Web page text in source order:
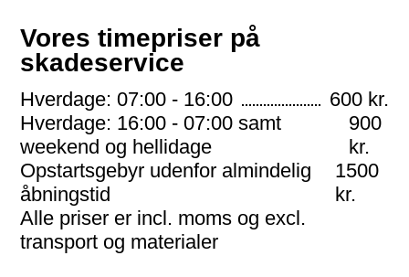
Vores timepriser på
skadeservice
Hverdage: 07:00 - 16:00
600 kr.
Hverdage: 16:00 - 07:00 samt
weekend og hellidage
900
kr.
Opstartsgebyr udenfor almindelig
åbningstid
1500
kr.
Alle priser er incl. moms og excl.
transport og materialer